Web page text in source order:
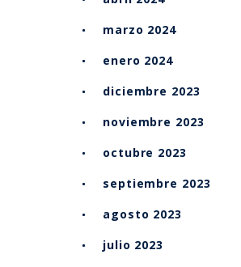
marzo 2024
enero 2024
diciembre 2023
noviembre 2023
octubre 2023
septiembre 2023
agosto 2023
julio 2023